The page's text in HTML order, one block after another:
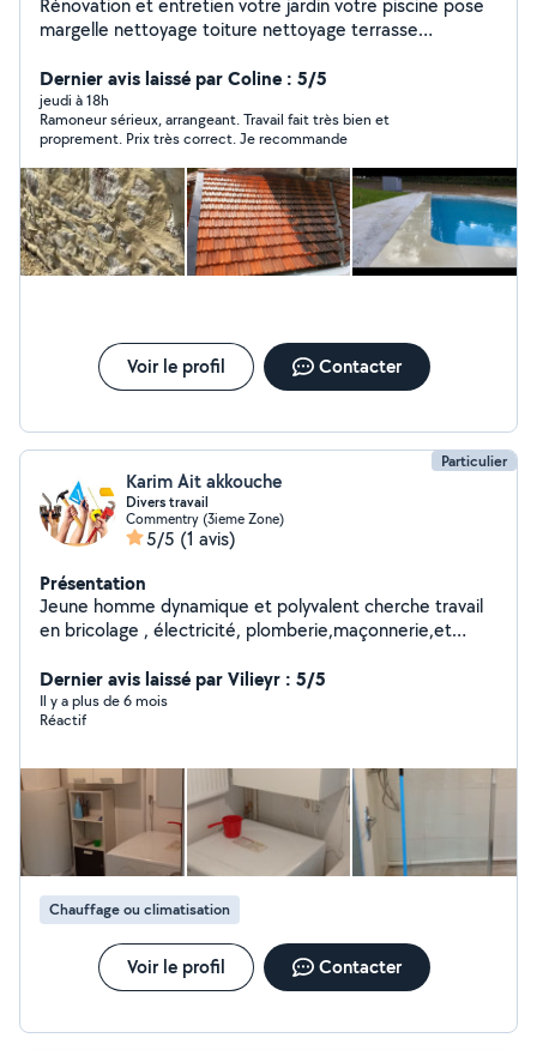
Rénovation et entretien votre jardin votre piscine pose
margelle nettoyage toiture nettoyage terrasse
changer tube de cheminée rénovation toiture peinture
extérieur et intérieur carrelage
Dernier avis laissé par Coline : 5/5
jeudi à 18h
Ramoneur sérieux, arrangeant. Travail fait très bien et
proprement. Prix très correct. Je recommande
Voir le profil Contacter
Particulier
Karim Ait akkouche
Divers travail
Commentry (3ieme Zone)
5/5 (1 avis)
Présentation
Jeune homme dynamique et polyvalent cherche travail
en bricolage , électricité, plomberie,maçonnerie,et
Dernier avis laissé par Vilieyr : 5/5
Il y a plus de 6 mois
Réactif
Chauffage ou climatisation
Voir le profil Contacter